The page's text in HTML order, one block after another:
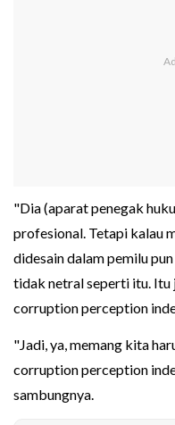
"Dia (aparat penegak
profesional. Tetapi kalau
didesain dalam pemilu
tidak netral seperti itu. Itu
corruption perception
"Jadi, ya, memang kita
corruption perception
sambungnya.